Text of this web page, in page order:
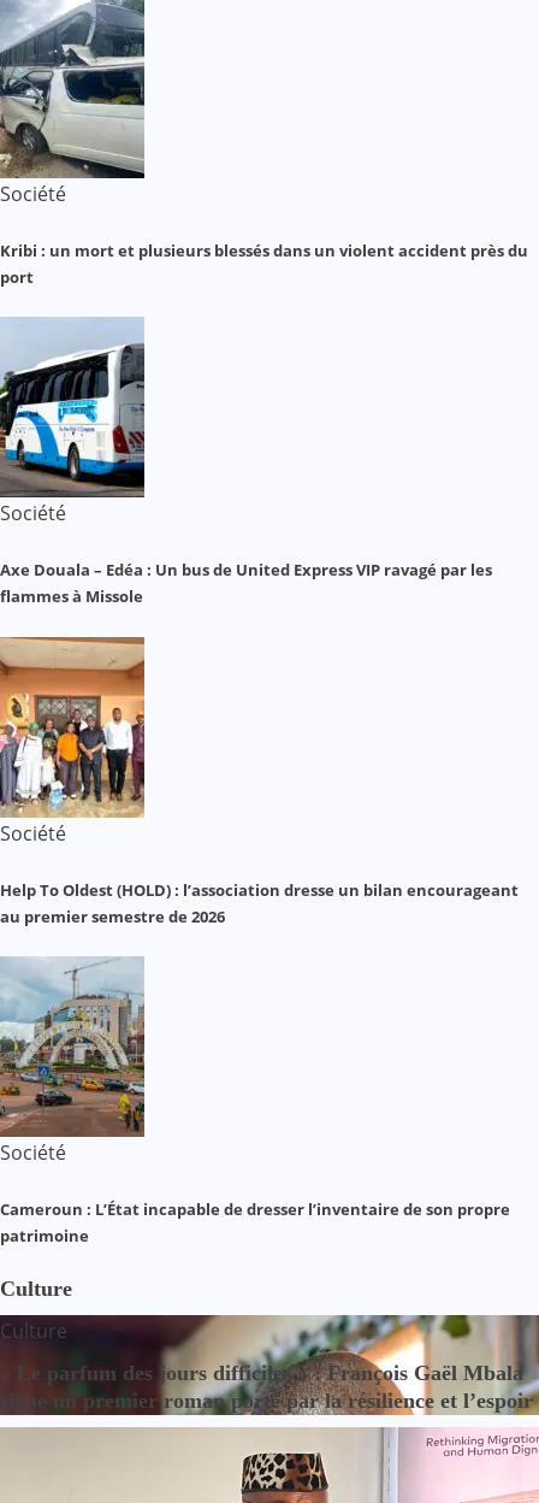
Société
Kribi : un mort et plusieurs blessés dans un violent accident près du
port
Société
Axe Douala – Edéa : Un bus de United Express VIP ravagé par les
flammes à Missole
Société
Help To Oldest (HOLD) : l’association dresse un bilan encourageant
au premier semestre de 2026
Société
Cameroun : L’État incapable de dresser l’inventaire de son propre
patrimoine
Culture
Culture
« Le parfum des jours difficiles » : François Gaël Mbala
signe un premier roman porté par la résilience et l’espoir